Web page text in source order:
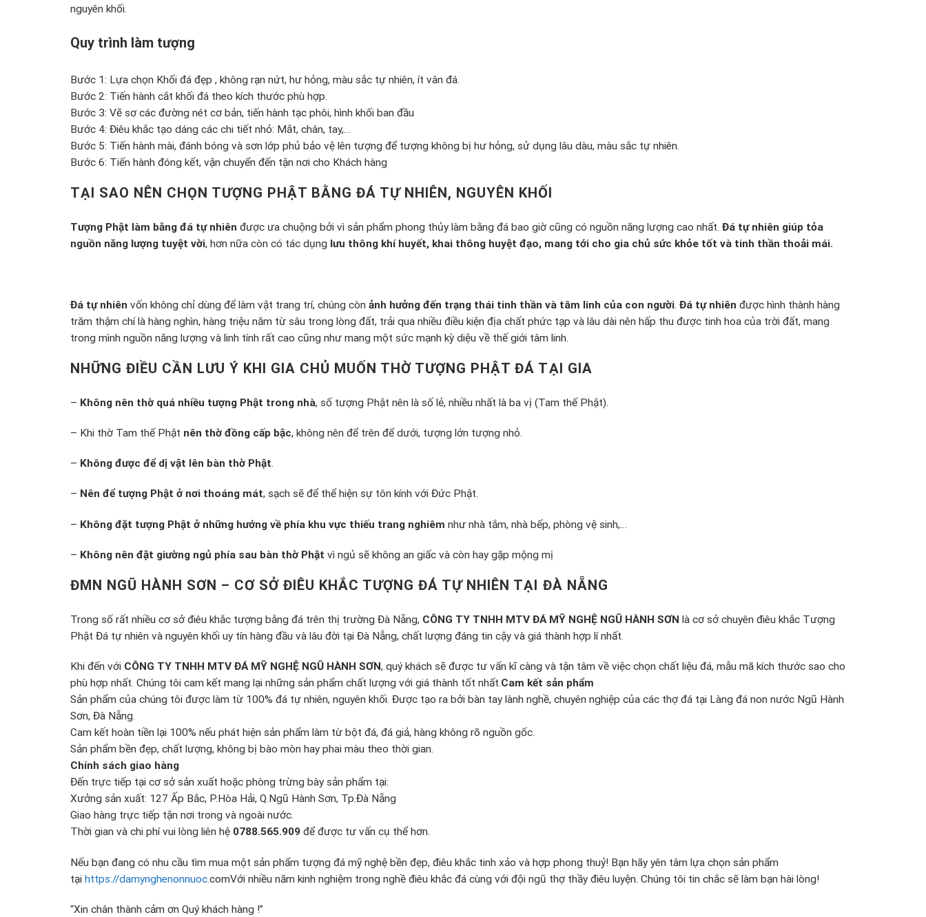
nguyên khối.
Quy trình làm tượng
Bước 1: Lựa chọn Khối đá đẹp , không rạn nứt, hư hỏng, màu sắc tự nhiên, ít vân đá.
Bước 2: Tiến hành cắt khối đá theo kích thước phù hợp.
Bước 3: Vẽ sơ các đường nét cơ bản, tiến hành tạc phôi, hình khối ban đầu
Bước 4: Điêu khắc tạo dáng các chi tiết nhỏ: Mắt, chân, tay,…
Bước 5: Tiến hành mài, đánh bóng và sơn lớp phủ bảo vệ lên tượng để tượng không bị hư hỏng, sử dụng lâu dàu, màu sắc tự nhiên.
Bước 6: Tiến hành đóng kết, vận chuyển đến tận nơi cho Khách hàng
TẠI SAO NÊN CHỌN TƯỢNG PHẬT BẰNG ĐÁ TỰ NHIÊN, NGUYÊN KHỐI
Tượng Phật làm bằng đá tự nhiên được ưa chuộng bởi vì sản phẩm phong thủy làm bằng đá bao giờ cũng có nguồn năng lượng cao nhất. Đá tự nhiên giúp tỏa
nguồn năng lượng tuyệt vời, hơn nữa còn có tác dụng lưu thông khí huyết, khai thông huyệt đạo, mang tới cho gia chủ sức khỏe tốt và tinh thần thoải mái.
Đá tự nhiên vốn không chỉ dùng để làm vật trang trí, chúng còn ảnh hưởng đến trạng thái tinh thần và tâm linh của con người Đá tự nhiên được hình thành hàng
trăm thậm chí là hàng nghìn, hàng triệu năm từ sâu trong lòng đất, trải qua nhiều điều kiện địa chất phức tạp và lâu dài nên hấp thu được tinh hoa của trời đất, mang
trong mình nguồn năng lượng và linh tính rất cao cũng như mang một sức mạnh kỳ diệu về thế giới tâm linh.
NHỮNG ĐIỀU CẦN LƯU Ý KHI GIA CHỦ MUỐN THỜ TƯỢNG PHẬT ĐÁ TẠI GIA
– Không nên thờ quá nhiều tượng Phật trong nhà, số tượng Phật nên là số lẻ, nhiều nhất là ba vị (Tam thế Phật).
– Khi thờ Tam thế Phật nên thờ đồng cấp bậc, không nên để trên để dưới, tượng lớn tượng nhỏ.
– Không được để dị vật lên bàn thờ Phật.
– Nên để tượng Phật ở nơi thoáng mát, sạch sẽ để thể hiện sự tôn kính với Đức Phật.
– Không đặt tượng Phật ở những hướng về phía khu vực thiếu trang nghiêm như nhà tắm, nhà bếp, phòng vệ sinh,…
– Không nên đặt giường ngủ phía sau bàn thờ Phật vì ngủ sẽ không an giấc và còn hay gặp mộng mị
ĐMN NGŨ HÀNH SƠN – CƠ SỞ ĐIÊU KHẮC TƯỢNG ĐÁ TỰ NHIÊN TẠI ĐÀ NẴNG
Trong số rất nhiều cơ sở điêu khắc tượng bằng đá trên thị trường Đà Nẵng, CÔNG TY TNHH MTV ĐÁ MỸ NGHỆ NGŨ HÀNH SƠN là cơ sở chuyên điêu khắc Tượng
Phật Đá tự nhiên và nguyên khối uy tín hàng đầu và lâu đời tại Đà Nẵng, chất lượng đáng tin cậy và giá thành hợp lí nhất.
Khi đến với CÔNG TY TNHH MTV ĐÁ MỸ NGHỆ NGŨ HÀNH SƠN, quý khách sẽ được tư vấn kĩ càng và tận tâm về việc chọn chất liệu đá, mẫu mã kích thước sao cho
phù hợp nhất. Chúng tôi cam kết mang lại những sản phẩm chất lượng với giá thành tốt nhất.Cam kết sản phẩm
Sản phẩm của chúng tôi được làm từ 100% đá tự nhiên, nguyên khối. Được tạo ra bởi bàn tay lành nghề, chuyên nghiệp của các thợ đá tại Làng đá non nước Ngũ Hành
Sơn, Đà Nẵng.
Cam kết hoàn tiền lại 100% nếu phát hiện sản phẩm làm từ bột đá, đá giả, hàng không rõ nguồn gốc.
Sản phẩm bền đẹp, chất lượng, không bị bào mòn hay phai màu theo thời gian.
Chính sách giao hàng
Đến trực tiếp tại cơ sở sản xuất hoặc phòng trừng bày sản phẩm tại:
Xưởng sản xuất: 127 Ấp Bắc, P.Hòa Hải, Q.Ngũ Hành Sơn, Tp.Đà Nẵng
Giao hàng trực tiếp tận nơi trong và ngoài nước.
Thời gian và chi phí vui lòng liên hệ 0788.565.909 để được tư vấn cụ thể hơn.
Nếu bạn đang có nhu cầu tìm mua một sản phẩm tượng đá mỹ nghệ bền đẹp, điêu khắc tinh xảo và hợp phong thuỷ! Bạn hãy yên tâm lựa chọn sản phẩm
tại https://damynghenonnuoc.comVới nhiều năm kinh nghiệm trong nghề điêu khắc đá cùng với đội ngũ thợ thầy điêu luyện. Chúng tôi tin chắc sẽ làm bạn hài lòng!
“Xin chân thành cảm ơn Quý khách hàng !”